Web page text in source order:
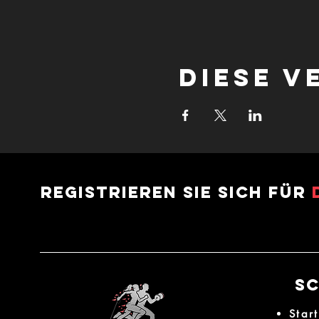
Diese
Registrieren Sie sich für
Start